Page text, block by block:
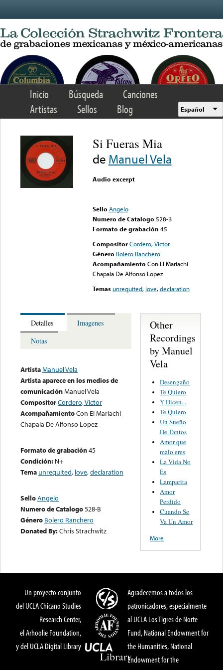
Inicio Búsqueda
Canciones
Artistas
Sellos Blog Español
Si Fueras Mia
de Manuel Vela
Audio excerpt
Sello Angelo
Numero de Catalogo 528-B
Formato de grabación 45
Compositor Cordero, Victor
Género Bolero Ranchero
Acompañamiento Con El Mariachi
Chapala De Alfonso Lopez
Temas unrequited, love,declaration
Detalles
Imagenes
Notas
ArtistaManuel Vela
Artista aparece en los medios de
comunicaciónManuel Vela
CompositorCordero, Victor
AcompañamientoCon El Mariachi
Chapala De Alfonso Lopez
Formato de grabación45
Condición: N+
Tema unrequited, love,declaration
SelloAngelo
Numero de Catalogo528-B
Género Bolero Ranchero
Donated By:Chris Strachwitz
Other
Recordings
by Manuel
Vela
Desengaño
Te Quiero
Y Dicen...
Te Quiero
Un Sueño
De Tantos
Amor que
malo eres
La Vida No
Es
Lamparita
Amor
Perdido
Cuando Se
Va Un Amor
More
Un proyecto conjunto
del UCLA Chicano Studies
Research Center,
el Arhoolie Foundation,
y del UCLA Digital Library
Agradecemos a todos los
patronicadores, especialmente
al UCLA Los Tigres de Norte
Fund, National Endowment for
the Humanities, National
Endowment for the